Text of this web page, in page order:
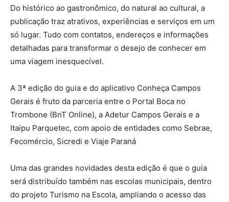
Do histórico ao gastronômico, do natural ao cultural, a
publicação traz atrativos, experiências e serviços em um
só lugar. Tudo com contatos, endereços e informações
detalhadas para transformar o desejo de conhecer em
uma viagem inesquecível.
A 3ª edição do guia e do aplicativo Conheça Campos
Gerais é fruto da parceria entre o Portal Boca no
Trombone (BnT Online), a Adetur Campos Gerais e a
Itaipu Parquetec, com apoio de entidades como Sebrae,
Fecomércio, Sicredi e Viaje Paraná
Uma das grandes novidades desta edição é que o guia
será distribuído também nas escolas municipais, dentro
do projeto Turismo na Escola, ampliando o acesso das